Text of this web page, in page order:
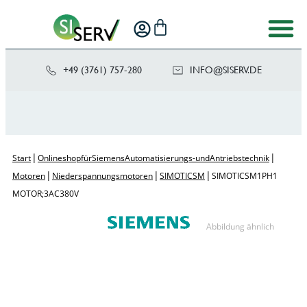
+49 (3761) 757-280 ED.VRE
SIS@OF
NI
Start | Onlineshop für Siemens Automatisierungs- und Antriebstechnik |
Motoren | Niederspannungsmotoren | SIMOTICS M | SIMOTICS M 1PH1
MOTOR; 3AC 380V
Abbildung ähnlich